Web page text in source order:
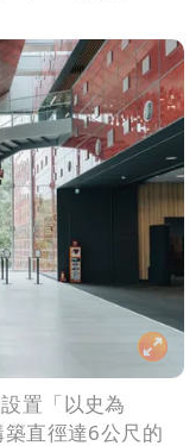
置「以史為
直徑達6公尺的